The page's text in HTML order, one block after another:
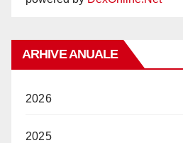
ARHIVE ANUALE
2026
2025